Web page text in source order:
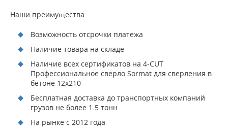
Наши преимущества:
Возможность отсрочки платежа
Наличие товара на складе
Наличие всех сертификатов на 4-CUT
Профессиональное сверло Sormat для сверления в
бетоне 12х210
Бесплатная доставка до транспортных компаний
грузов не более 1.5 тонн
На рынке с 2012 года